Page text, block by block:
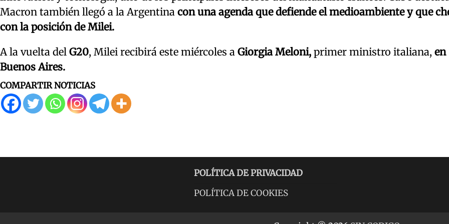
Macron también llegó a la Argentina con una agenda que defiende el medioambiente y que
con la posición de Milei.
A la vuelta del G20, Milei recibirá este miércoles a Giorgia Meloni, primer ministro italiana, en
Buenos Aires.
COMPARTIR NOTICIAS
POLÍTICA DE PRIVACIDAD
POLÍTICA DE COOKIES